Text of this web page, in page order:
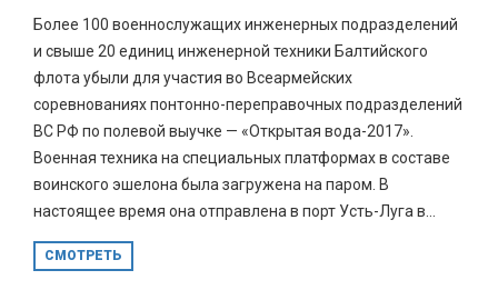
Более 100 военнослужащих инженерных подразделений
и свыше 20 единиц инженерной техники Балтийского
флота убыли для участия во Всеармейских
соревнованиях понтонно-переправочных подразделений
ВС РФ по полевой выучке — «Открытая вода-2017».
Военная техника на специальных платформах в составе
воинского эшелона была загружена на паром. В
настоящее время она отправлена в порт Усть-Луга в...
СМОТРЕТЬ